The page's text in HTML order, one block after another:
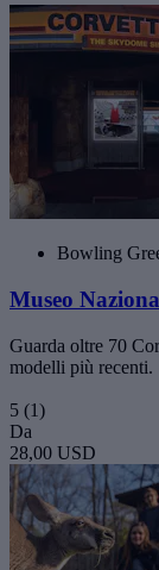
Bowling
Museo
Guarda oltre 70
modelli più recenti.
5 (1)
Da
28,00 USD